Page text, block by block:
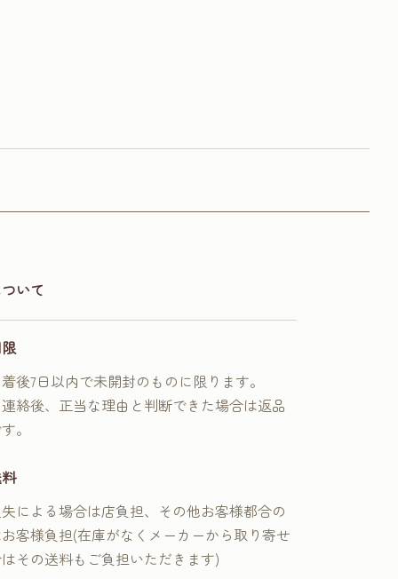
いて
後7日以内で未開封のものに限ります。
絡後、正当な理由と判断できた場合は返品
。
による場合は店負担、その他お客様都合の
客様負担(在庫がなくメーカーから取り寄せ
その送料もご負担いただきます)